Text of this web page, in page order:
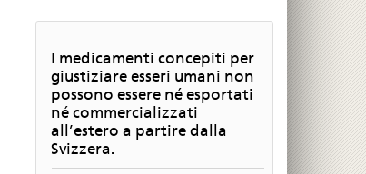
I medicamenti concepiti per
giustiziare esseri umani non
possono essere né esportati
né commercializzati
all’estero a partire dalla
Svizzera.